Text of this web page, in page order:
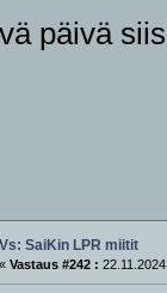
päivä
Vs: SaiKin LPR miitit
« Vastaus #242 :